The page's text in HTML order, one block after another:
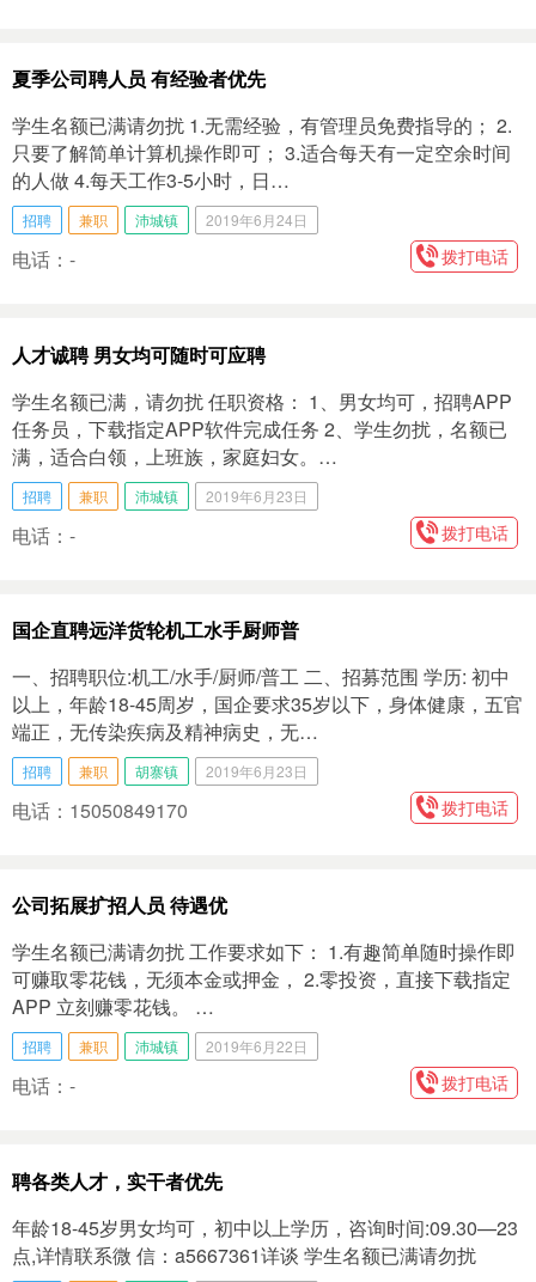
夏季公司聘人员 有经验者优先
学生名额已满请勿扰 1.无需经验，有管理员免费指导的； 2.
只要了解简单计算机操作即可； 3.适合每天有一定空余时间
的人做 4.每天工作3-5小时，日…
招聘 兼职 沛城镇 2019年6月24日
电话：- 拨打电话
人才诚聘 男女均可随时可应聘
学生名额已满，请勿扰 任职资格： 1、男女均可，招聘APP
任务员，下载指定APP软件完成任务 2、学生勿扰，名额已
满，适合白领，上班族，家庭妇女。…
招聘 兼职 沛城镇 2019年6月23日
电话：- 拨打电话
国企直聘远洋货轮机工水手厨师普
一、招聘职位:机工/水手/厨师/普工 二、招募范围 学历: 初中
以上，年龄18-45周岁，国企要求35岁以下，身体健康，五官
端正，无传染疾病及精神病史，无…
招聘 兼职 胡寨镇 2019年6月23日
电话：15050849170 拨打电话
公司拓展扩招人员 待遇优
学生名额已满请勿扰 工作要求如下： 1.有趣简单随时操作即
可赚取零花钱，无须本金或押金， 2.零投资，直接下载指定
APP 立刻赚零花钱。 …
招聘 兼职 沛城镇 2019年6月22日
电话：- 拨打电话
聘各类人才，实干者优先
年龄18-45岁男女均可，初中以上学历，咨询时间:09.30—23
点,详情联系微 信：a5667361详谈 学生名额已满请勿扰